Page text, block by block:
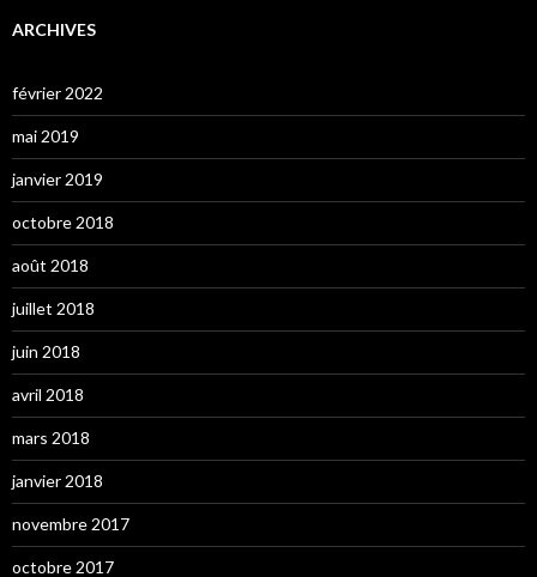
ARCHIVES
février 2022
mai 2019
janvier 2019
octobre 2018
août 2018
juillet 2018
juin 2018
avril 2018
mars 2018
janvier 2018
novembre 2017
octobre 2017